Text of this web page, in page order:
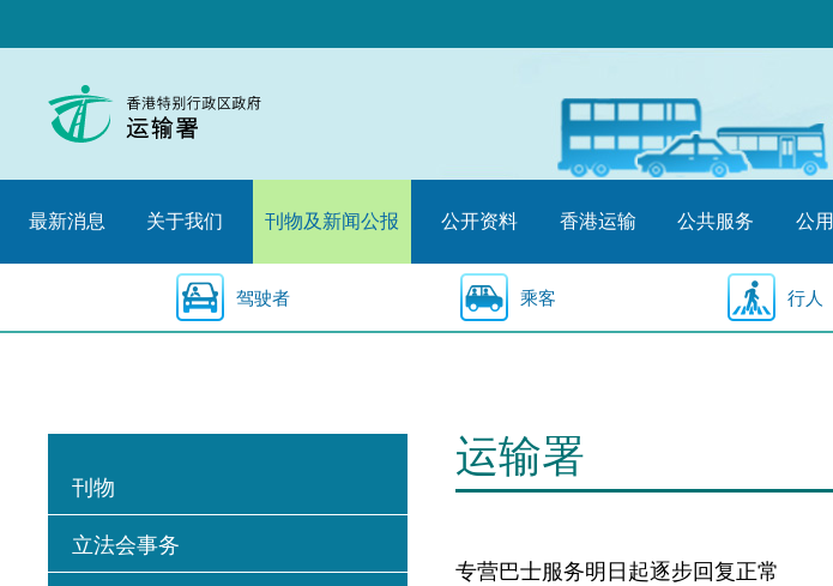
至
始
最新消息 关于我们 刊物及新闻公报 公开资料 香港运输 公共服务 公
驾驶者 乘客 行人
刊物
立法会事务
运输署
专营巴士服务明日起逐步回复正常